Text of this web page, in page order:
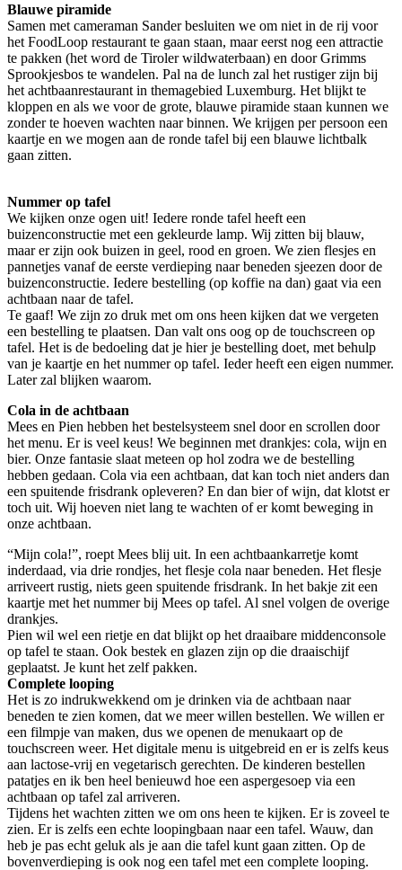
Blauwe piramide
Samen met cameraman Sander besluiten we om niet in de rij voor
het FoodLoop restaurant te gaan staan, maar eerst nog een attractie
te pakken (het word de Tiroler wildwaterbaan) en door Grimms
Sprookjesbos te wandelen. Pal na de lunch zal het rustiger zijn bij
het achtbaanrestaurant in themagebied Luxemburg. Het blijkt te
kloppen en als we voor de grote, blauwe piramide staan kunnen we
zonder te hoeven wachten naar binnen. We krijgen per persoon een
kaartje en we mogen aan de ronde tafel bij een blauwe lichtbalk
gaan zitten.
Nummer op tafel
We kijken onze ogen uit! Iedere ronde tafel heeft een
buizenconstructie met een gekleurde lamp. Wij zitten bij blauw,
maar er zijn ook buizen in geel, rood en groen. We zien flesjes en
pannetjes vanaf de eerste verdieping naar beneden sjeezen door de
buizenconstructie. Iedere bestelling (op koffie na dan) gaat via een
achtbaan naar de tafel.
Te gaaf! We zijn zo druk met om ons heen kijken dat we vergeten
een bestelling te plaatsen. Dan valt ons oog op de touchscreen op
tafel. Het is de bedoeling dat je hier je bestelling doet, met behulp
van je kaartje en het nummer op tafel. Ieder heeft een eigen nummer.
Later zal blijken waarom.
Cola in de achtbaan
Mees en Pien hebben het bestelsysteem snel door en scrollen door
het menu. Er is veel keus! We beginnen met drankjes: cola, wijn en
bier. Onze fantasie slaat meteen op hol zodra we de bestelling
hebben gedaan. Cola via een achtbaan, dat kan toch niet anders dan
een spuitende frisdrank opleveren? En dan bier of wijn, dat klotst er
toch uit. Wij hoeven niet lang te wachten of er komt beweging in
onze achtbaan.
“Mijn cola!”, roept Mees blij uit. In een achtbaankarretje komt
inderdaad, via drie rondjes, het flesje cola naar beneden. Het flesje
arriveert rustig, niets geen spuitende frisdrank. In het bakje zit een
kaartje met het nummer bij Mees op tafel. Al snel volgen de overige
drankjes.
Pien wil wel een rietje en dat blijkt op het draaibare middenconsole
op tafel te staan. Ook bestek en glazen zijn op die draaischijf
geplaatst. Je kunt het zelf pakken.
Complete looping
Het is zo indrukwekkend om je drinken via de achtbaan naar
beneden te zien komen, dat we meer willen bestellen. We willen er
een filmpje van maken, dus we openen de menukaart op de
touchscreen weer. Het digitale menu is uitgebreid en er is zelfs keus
aan lactose-vrij en vegetarisch gerechten. De kinderen bestellen
patatjes en ik ben heel benieuwd hoe een aspergesoep via een
achtbaan op tafel zal arriveren.
Tijdens het wachten zitten we om ons heen te kijken. Er is zoveel te
zien. Er is zelfs een echte loopingbaan naar een tafel. Wauw, dan
heb je pas echt geluk als je aan die tafel kunt gaan zitten. Op de
bovenverdieping is ook nog een tafel met een complete looping.